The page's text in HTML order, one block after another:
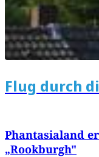
Flug durch
Phantasialand
„Rookburgh"